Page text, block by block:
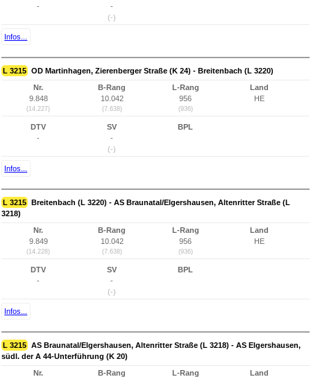
-
-
(-)
Infos...
L 3215 OD Martinhagen, Zierenberger Straße (K 24) - Breitenbach (L 3220)
Nr.
9.848
(14.227)
B-Rang
10.042
(7.638)
L-Rang
956
(936)
Land
HE
DTV
-
SV
-
(-)
BPL
Infos...
L 3215 Breitenbach (L 3220) - AS Braunatal/Elgershausen, Altenritter Straße (L
3218)
Nr.
9.849
(14.228)
B-Rang
10.042
(7.638)
L-Rang
956
(936)
Land
HE
DTV
-
SV
-
(-)
BPL
Infos...
L 3215 AS Braunatal/Elgershausen, Altenritter Straße (L 3218) - AS Elgershausen,
südl. der A 44-Unterführung (K 20)
Nr. B-Rang L-Rang Land